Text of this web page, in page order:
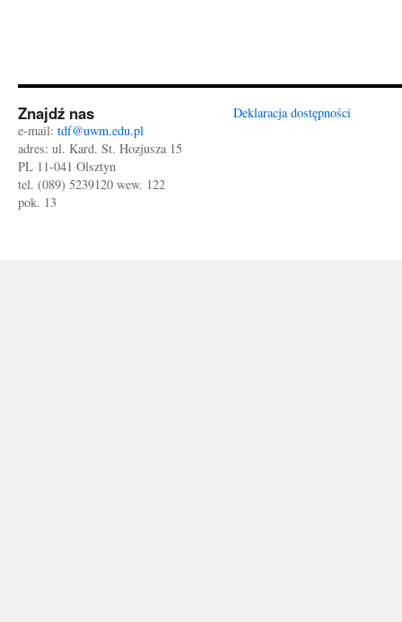
Znajdź nas
e-mail: tdf@uwm.edu.pl
adres: ul. Kard. St. Hozjusza 15
PL 11-041 Olsztyn
tel. (089) 5239120 wew. 122
pok. 13
Deklaracja dostępności